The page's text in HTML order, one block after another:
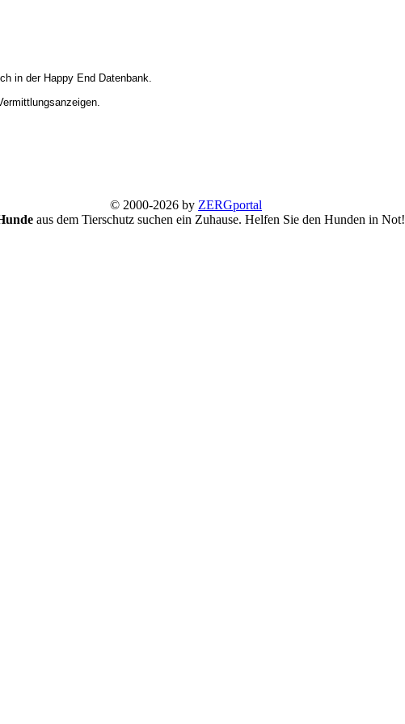
in der Happy End Datenbank.
© 2000-2026 by ZERGportal
aus dem Tierschutz suchen ein Zuhause. Helfen Sie den Hunden in Not!